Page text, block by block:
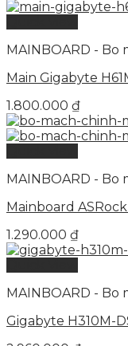
MAINBOARD - Bo
Main Gigabyte
1.800.000 ₫
MAINBOARD - Bo
Mainboard
1.290.000 ₫
MAINBOARD - Bo
Gigabyte H310M-